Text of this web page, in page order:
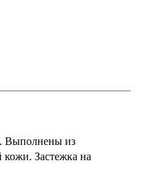
Выполнены из
кожи. Застежка на